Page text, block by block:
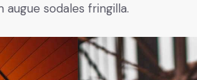
sodales fringilla.